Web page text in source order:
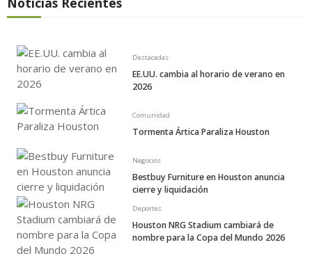
Destacadas
EE.UU. cambia al horario de verano en
2026
Comunidad
Tormenta Ártica Paraliza Houston
Negocios
Bestbuy Furniture en Houston anuncia
cierre y liquidación
Deportes
Houston NRG Stadium cambiará de
nombre para la Copa del Mundo 2026